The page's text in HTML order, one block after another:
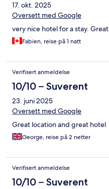
17. okt. 2025
Oversett med Google
very nice hotel for a stay.
Fabien, reise på 1 natt
Verifisert anmeldelse
10/10 – Suverent
23. juni 2025
Oversett med Google
Great location and great hotel
George, reise på 2 netter
Verifisert anmeldelse
10/10 – Suverent